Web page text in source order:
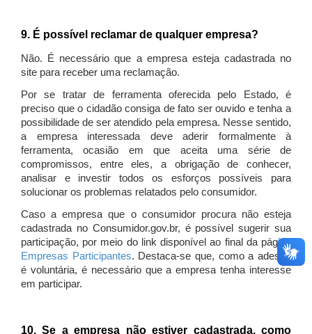
9. É possível reclamar de qualquer empresa?
Não. É necessário que a empresa esteja cadastrada no
site para receber uma reclamação.
Por se tratar de ferramenta oferecida pelo Estado, é
preciso que o cidadão consiga de fato ser ouvido e tenha a
possibilidade de ser atendido pela empresa. Nesse sentido,
a empresa interessada deve aderir formalmente à
ferramenta, ocasião em que aceita uma série de
compromissos, entre eles, a obrigação de conhecer,
analisar e investir todos os esforços possíveis para
solucionar os problemas relatados pelo consumidor.
Caso a empresa que o consumidor procura não esteja
cadastrada no Consumidor.gov.br, é possível sugerir sua
participação, por meio do link disponível ao final da página
Empresas Participantes. Destaca-se que, como a adesão
é voluntária, é necessário que a empresa tenha interesse
em participar.
10. Se a empresa não estiver cadastrada, como